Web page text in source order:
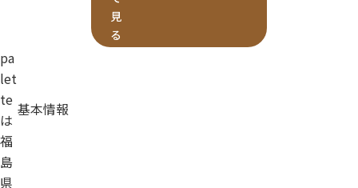
見
る
pa
let
te
は
福
島
県
基本情報